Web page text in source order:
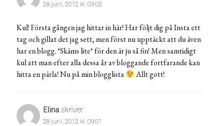
28 juni, 2012 kl. 09:02
Kul! Första gången jag hittar in här! Har följt dig på Insta ett
tag och gillat det jag sett, men först nu upptäckt att du även
har en blogg. *Skäms lite* för den är ju så fin! Men samtidigt
kul att man efter alla dessa år av bloggande fortfarande kan
hitta en pärla! Nu på min blogglista
Allt gott!
Elina skriver:
28 juni, 2012 kl. 09:01